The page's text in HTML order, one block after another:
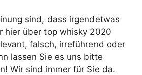
sind, dass irgendetwas
hier über top whisky 2020
falsch, irreführend oder
lassen Sie es uns bitte
Wir sind immer für Sie da.